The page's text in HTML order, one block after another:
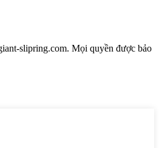
slipring.com. Mọi quyền được bảo